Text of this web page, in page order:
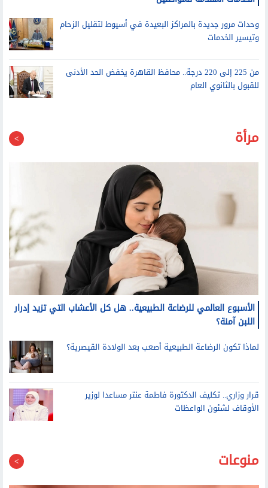
وحدات مرور جديدة بالمراكز البعيدة في أسيوط لتقليل الزحام
وتيسير الخدمات
من 225 إلى 220 درجة.. محافظ القاهرة يخفض الحد الأدنى
للقبول بالثانوي العام
مرأة
الأسبوع العالمي للرضاعة الطبيعية.. هل كل الأعشاب التي تزيد إدرار
اللبن آمنة؟
لماذا تكون الرضاعة الطبيعية أصعب بعد الولادة القيصرية؟
قرار وزاري.. تكليف الدكتورة فاطمة عنتر مساعدا لوزير
الأوقاف لشئون الواعظات
منوعات